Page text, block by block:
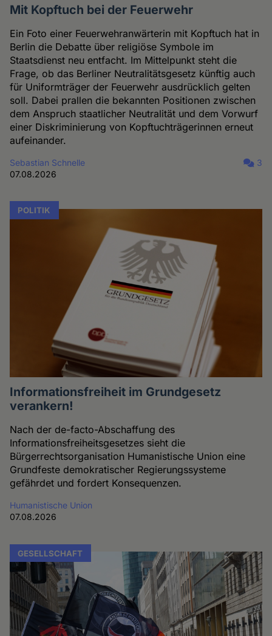
Mit Kopftuch bei der Feuerwehr
Ein Foto einer Feuerwehranwärterin mit Kopftuch hat in
Berlin die Debatte über religiöse Symbole im
Staatsdienst neu entfacht. Im Mittelpunkt steht die
Frage, ob das Berliner Neutralitätsgesetz künftig auch
für Uniformträger der Feuerwehr ausdrücklich gelten
soll. Dabei prallen die bekannten Positionen zwischen
dem Anspruch staatlicher Neutralität und dem Vorwurf
einer Diskriminierung von Kopftuchträgerinnen erneut
aufeinander.
Sebastian Schnelle
07.08.2026
3
POLITIK
Informationsfreiheit im Grundgesetz
verankern!
Nach der de-facto-Abschaffung des
Informationsfreiheitsgesetzes sieht die
Bürgerrechtsorganisation Humanistische Union eine
Grundfeste demokratischer Regierungssysteme
gefährdet und fordert Konsequenzen.
Humanistische Union
07.08.2026
GESELLSCHAFT